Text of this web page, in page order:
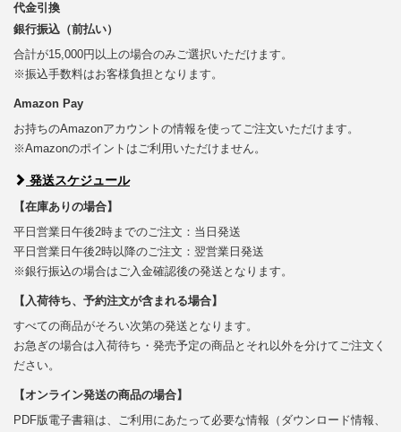
代金引換
銀行振込（前払い）
合計が15,000円以上の場合のみご選択いただけます。
※振込手数料はお客様負担となります。
Amazon Pay
お持ちのAmazonアカウントの情報を使ってご注文いただけます。
※Amazonのポイントはご利用いただけません。
発送スケジュール
【在庫ありの場合】
平日営業日午後2時までのご注文：当日発送
平日営業日午後2時以降のご注文：翌営業日発送
※銀行振込の場合はご入金確認後の発送となります。
【入荷待ち、予約注文が含まれる場合】
すべての商品がそろい次第の発送となります。
お急ぎの場合は入荷待ち・発売予定の商品とそれ以外を分けてご注文く
ださい。
【オンライン発送の商品の場合】
PDF版電子書籍は、ご利用にあたって必要な情報（ダウンロード情報、